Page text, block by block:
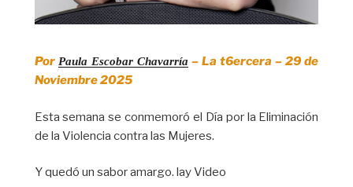
Por Paula Escobar Chavarría – La t6ercera – 29 de
Noviembre 2025
Esta semana se conmemoró el Día por la Eliminación
de la Violencia contra las Mujeres.
Y quedó un sabor amargo. lay Video